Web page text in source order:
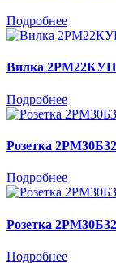
Подробнее
Вилка
Подробнее
Розетка
Подробнее
Розетка
Подробнее